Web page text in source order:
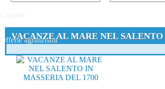
Offerte agriturismi
VACANZE AL MARE NEL